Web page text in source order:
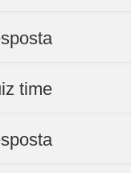
time